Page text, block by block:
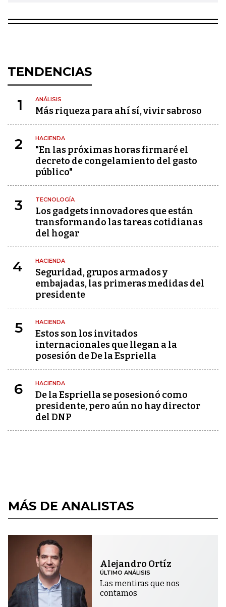
TENDENCIAS
1 ANÁLISIS
Más riqueza para ahí sí, vivir sabroso
2 HACIENDA
"En las próximas horas firmaré el
decreto de congelamiento del gasto
público"
3 TECNOLOGÍA
Los gadgets innovadores que están
transformando las tareas cotidianas
del hogar
4 HACIENDA
Seguridad, grupos armados y
embajadas, las primeras medidas del
presidente
5 HACIENDA
Estos son los invitados
internacionales que llegan a la
posesión de De la Espriella
6 HACIENDA
De la Espriella se posesionó como
presidente, pero aún no hay director
del DNP
MÁS DE ANALISTAS
Alejandro Ortíz
ÚLTIMO ANÁLISIS
Las mentiras que nos
contamos